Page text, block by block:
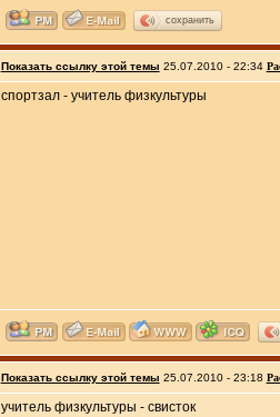
сохранить
Показать ссылку этой темы 25.07.2010 - 22:34
спортзал - учитель физкультуры
Показать ссылку этой темы 25.07.2010 - 23:18
учитель физкультуры - свисток